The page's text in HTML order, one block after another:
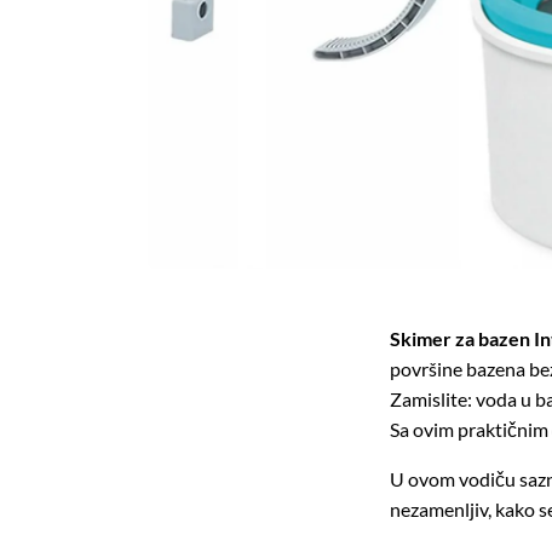
Skimer za bazen
površine bazena
Zamislite: voda u
Sa ovim
U ovom vodiču
nezamenljiv, kako